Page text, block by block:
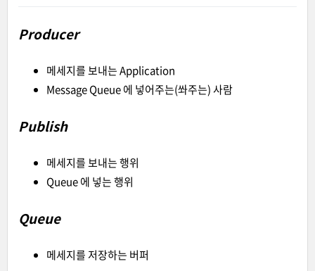
Producer
메세지를 보내는 Application
Message Queue 에 넣어주는(쏴주는) 사람
Publish
메세지를 보내는 행위
Queue 에 넣는 행위
Queue
메세지를 저장하는 버퍼